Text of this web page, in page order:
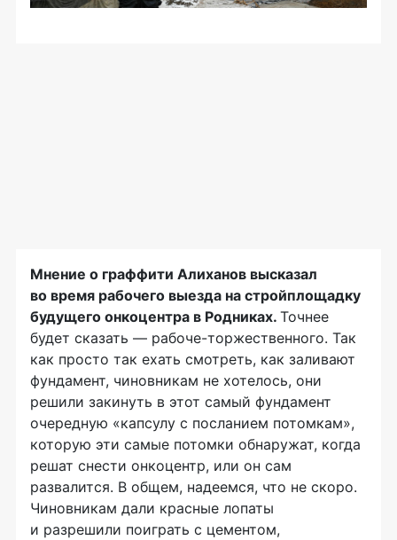
Мнение о граффити Алиханов высказал
во время рабочего выезда на стройплощадку
будущего онкоцентра в Родниках. Точнее
будет сказать — рабоче-торжественного. Так
как просто так ехать смотреть, как заливают
фундамент, чиновникам не хотелось, они
решили закинуть в этот самый фундамент
очередную «капсулу с посланием потомкам»,
которую эти самые потомки обнаружат, когда
решат снести онкоцентр, или он сам
развалится. В общем, надеемся, что не скоро.
Чиновникам дали красные лопаты
и разрешили поиграть с цементом,